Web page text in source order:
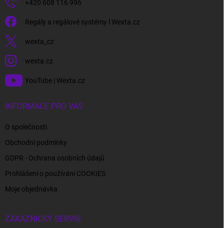
+420 608 116 996
Regály a regálové systémy l Wexta.cz
wexta_cz
wexta.cz
YouTube | Wexta.cz
INFORMACE PRO VÁS
O společnosti
Obchodní podmínky
GDPR - Ochrana osobních údajů
Prohlášení o používání COOKIES
Moje objednávka
ZÁKAZNICKÝ SERVIS